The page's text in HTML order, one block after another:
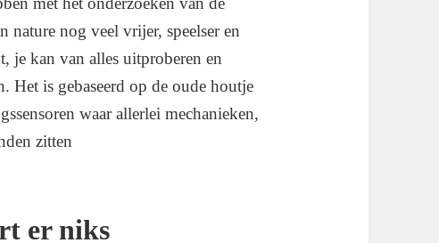
nature nog veel vrijer, speelser en
je kan van alles uitproberen en
Het is gebaseerd op de oude houtje
waar allerlei mechanieken,
zitten
er niks